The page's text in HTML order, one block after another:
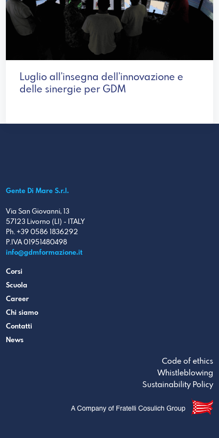
Luglio all’insegna dell’innovazione e
delle sinergie per GDM
Gente Di Mare S.r.l.
Via San Giovanni, 13
57123 Livorno (LI) - ITALY
Ph. +39 0586 1836292
P.IVA 01951480498
info@gdmformazione.it
Corsi
Scuola
Career
Chi siamo
Contatti
News
Code of ethics
Whistleblowing
Sustainability Policy